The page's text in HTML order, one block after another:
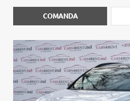
COMANDA